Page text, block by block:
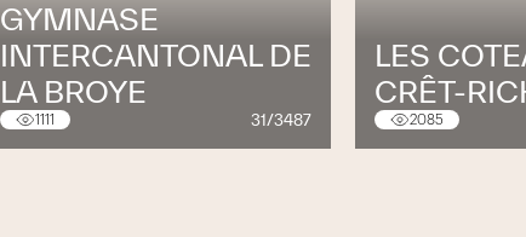
GYMNASE
INTERCANTONAL DE
LA BROYE
1111 31/3487
LES
CRÊT-
2085